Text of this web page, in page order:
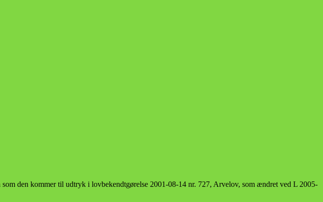
den kommer til udtryk i lovbekendtgørelse 2001-08-14 nr. 727, Arvelov, som ændret ved L 2005-